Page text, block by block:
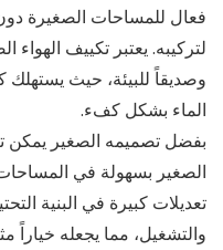
فعال للمساحات الصغيرة
لتركيبه. يعتبر تكييف الهواء
وصديقاً للبيئة، حيث
الماء بشكل كفء.
بفضل تصميمه الصغير يمكن
الصغير بسهولة في
تعديلات كبيرة في البنية
والتشغيل، مما يجعله خياراً